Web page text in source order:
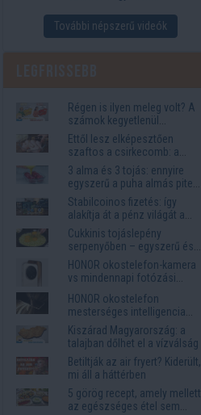
nosztalgiát
További népszerű videók
Régen is ilyen meleg volt? A
számok kegyetlenül
lerombolják a nyári
nosztalgiát
Ettől lesz elképesztően
szaftos a csirkecomb: a
sörös pác a titok
3 alma és 3 tojás: ennyire
egyszerű a puha almás pite
titka
Stabilcoinos fizetés: így
alakítja át a pénz világát a
Visa, a Mastercard és a
Western Union
Cukkinis tojáslepény
serpenyőben – egyszerű és
laktató vacsora
HONOR okostelefon-kamera
vs mindennapi fotózási
igények
HONOR okostelefon
mesterséges intelligencia
funkciók, amelyek
megkönnyítik az életet
Kiszárad Magyarország: a
talajban dőlhet el a vízválság
Betiltják az air fryert? Kiderült,
mi áll a háttérben
5 görög recept, amely mellett
az egészséges étel sem